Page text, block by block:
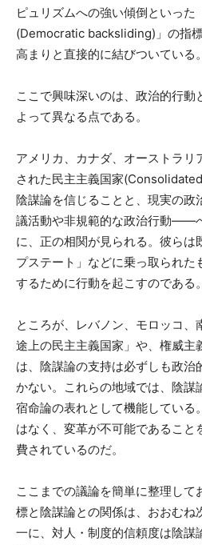
ピュリズムへの強い傾倒といった
(Democratic backsliding)」の指
高まりと直接的に結びついている。
ここで興味深いのは、政治的行動
よって異なる点である。
アメリカ、カナダ、オーストラリ
された民主主義国家
陰謀論を信じることと、現実の
議活動や非規範的な政治行動——
に、正の相関が見られる。彼らは
プステート」などに乗っ取られた
するために行動を起こすのである。
ところが、レバノン、モロッコ、
途上の民主主義国家」や、権威主
は、陰謀論の支持は必ずしも政治
かない。これらの地域では、陰謀
宿命論の表れとして機能している
はなく、変革が不可能であること
費されているのだ。
ここまでの議論を簡単に整理して
標と陰謀論との関係は、おおむね
一に、対人・制度的信頼度は陰謀